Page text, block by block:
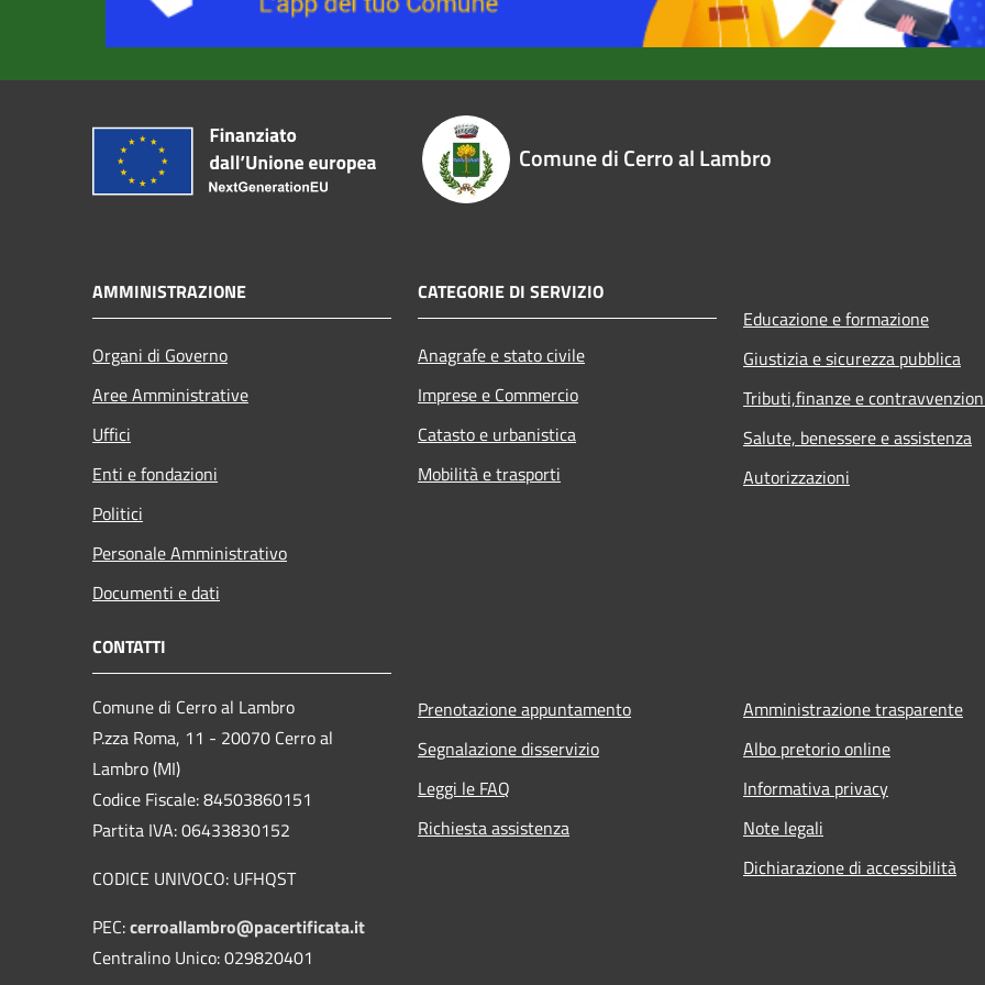
Comune di Cerro al Lambro
AMMINISTRAZIONE
Organi di Governo
Aree Amministrative
Uffici
Enti e fondazioni
Politici
Personale Amministrativo
Documenti e dati
CATEGORIE DI SERVIZIO
Anagrafe e stato civile
Imprese e Commercio
Catasto e urbanistica
Mobilità e trasporti
Educazione e formazione
Giustizia e sicurezza pubblica
Tributi,finanze e
Salute, benessere e assistenza
Autorizzazioni
CONTATTI
Comune di Cerro al Lambro
P.zza Roma, 11 - 20070 Cerro al
Lambro (MI)
Codice Fiscale: 84503860151
Partita IVA: 06433830152
CODICE UNIVOCO: UFHQST
PEC:cerroallambro@pacertificata.it
Centralino Unico: 029820401
Prenotazione appuntamento
Segnalazione disservizio
Leggi le FAQ
Richiesta assistenza
Amministrazione trasparente
Albo pretorio online
Informativa privacy
Note legali
Dichiarazione di accessibilità